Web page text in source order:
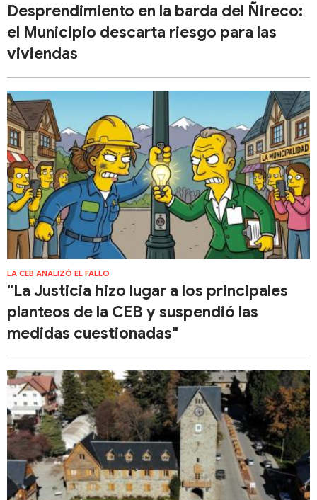
Desprendimiento en la barda del Ñireco:
el Municipio descarta riesgo para las
viviendas
LA CEB ANALIZÓ EL FALLO
"La Justicia hizo lugar a los principales
planteos de la CEB y suspendió las
medidas cuestionadas"